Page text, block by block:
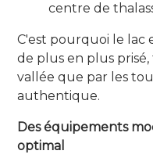
centre de
C'est pourquoi le lac
de plus en plus
vallée que par les
authentique.
Des équipements
optimal